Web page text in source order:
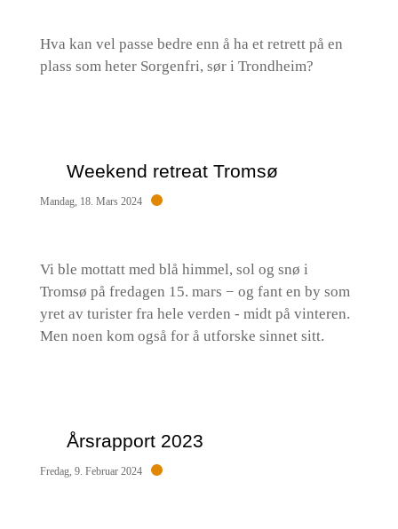
Hva kan vel passe bedre enn å ha et retrett på en
plass som heter Sorgenfri, sør i Trondheim?
Weekend retreat Tromsø
Mandag, 18. Mars 2024
Vi ble mottatt med blå himmel, sol og snø i
Tromsø på fredagen 15. mars − og fant en by som
yret av turister fra hele verden - midt på vinteren.
Men noen kom også for å utforske sinnet sitt.
Årsrapport 2023
Fredag, 9. Februar 2024